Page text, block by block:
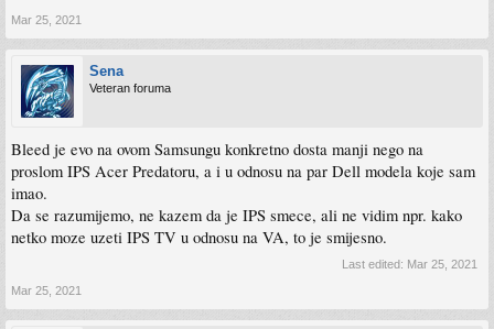
Mar 25, 2021
Sena
Veteran foruma
Bleed je evo na ovom Samsungu konkretno dosta manji nego na
proslom IPS Acer Predatoru, a i u odnosu na par Dell modela koje sam
imao.
Da se razumijemo, ne kazem da je IPS smece, ali ne vidim npr. kako
netko moze uzeti IPS TV u odnosu na VA, to je smijesno.
Last edited: Mar 25, 2021
Mar 25, 2021